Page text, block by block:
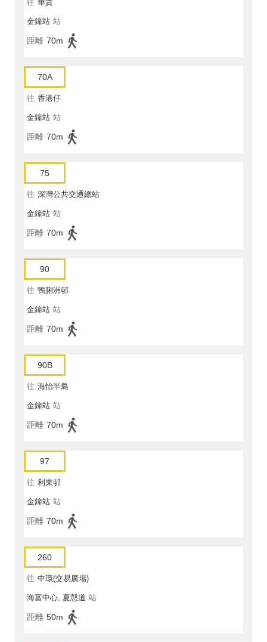
往 華貴
金鐘站 站
距離 70m
70A
往 香港仔
金鐘站 站
距離 70m
75
往 深灣公共交通總站
金鐘站 站
距離 70m
90
往 鴨脷洲邨
金鐘站 站
距離 70m
90B
往 海怡半島
金鐘站 站
距離 70m
97
往 利東邨
金鐘站 站
距離 70m
260
往 中環(交易廣場)
海富中心, 夏慤道 站
距離 50m